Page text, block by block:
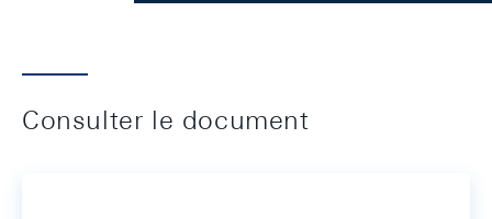
Consulter le document